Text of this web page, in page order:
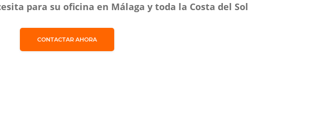
para su oficina en Málaga y toda la Costa del Sol
CONTACTAR AHORA